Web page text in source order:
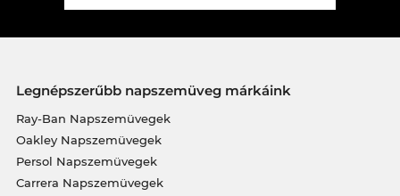
Legnépszerűbb napszemüveg márkáink
Ray-Ban Napszemüvegek
Oakley Napszemüvegek
Persol Napszemüvegek
Carrera Napszemüvegek